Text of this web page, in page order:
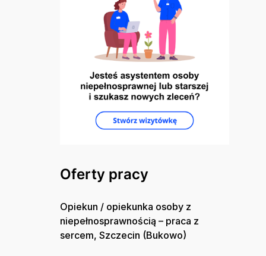
Oferty pracy
Opiekun / opiekunka osoby z
niepełnosprawnością – praca z
sercem, Szczecin (Bukowo)